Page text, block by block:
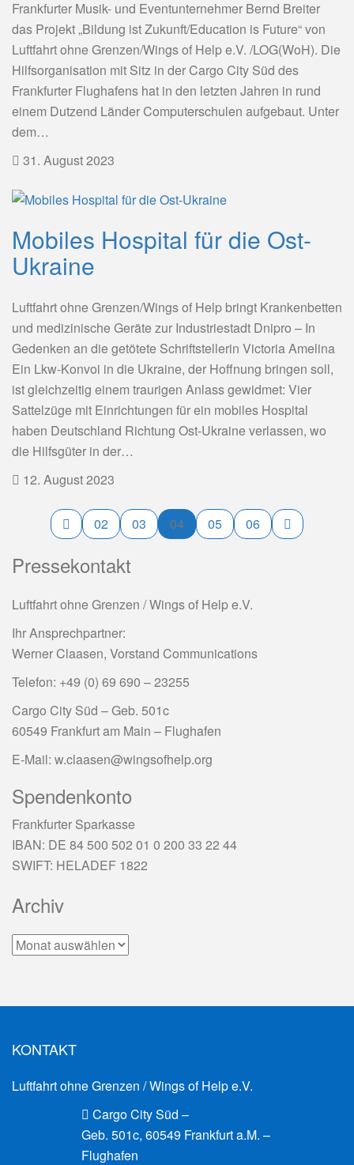
Frankfurter Musik- und Eventunternehmer Bernd Breiter
das Projekt „Bildung ist Zukunft/Education is Future“ von
Luftfahrt ohne Grenzen/Wings of Help e.V. /LOG(WoH). Die
Hilfsorganisation mit Sitz in der Cargo City Süd des
Frankfurter Flughafens hat in den letzten Jahren in rund
einem Dutzend Länder Computerschulen aufgebaut. Unter
dem…
31. August 2023
Mobiles Hospital für die Ost-
Ukraine
Luftfahrt ohne Grenzen/Wings of Help bringt Krankenbetten
und medizinische Geräte zur Industriestadt Dnipro – In
Gedenken an die getötete Schriftstellerin Victoria Amelina
Ein Lkw-Konvoi in die Ukraine, der Hoffnung bringen soll,
ist gleichzeitig einem traurigen Anlass gewidmet: Vier
Sattelzüge mit Einrichtungen für ein mobiles Hospital
haben Deutschland Richtung Ost-Ukraine verlassen, wo
die Hilfsgüter in der…
12. August 2023
02 03 04 05 06
Pressekontakt
Luftfahrt ohne Grenzen / Wings of Help e.V.
Ihr Ansprechpartner:
Werner Claasen, Vorstand Communications
Telefon: +49 (0) 69 690 – 23255
Cargo City Süd – Geb. 501c
60549 Frankfurt am Main – Flughafen
E-Mail: w.claasen@wingsofhelp.org
Spendenkonto
Frankfurter Sparkasse
IBAN: DE 84 500 502 01 0 200 33 22 44
SWIFT: HELADEF 1822
Archiv
Archiv
KONTAKT
Luftfahrt ohne Grenzen / Wings of Help e.V.
Cargo City Süd –
Geb. 501c, 60549 Frankfurt a.M. –
Flughafen